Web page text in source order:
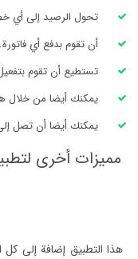
تحول الرصيد إلى أي
أن تقوم بدفع أي فاتورة.
تستطيع أن تقوم
يمكنك أيضا من خلال
يمكنك أيضا أن تصل
مميزات أخرى
هذا التطبيق إضافة إلى كل